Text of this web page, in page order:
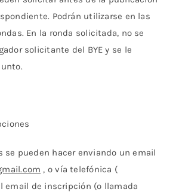
Podrán utilizarse en las
En la ronda solicitada, no se
solicitante del BYE y se le
se pueden hacer enviando un email
, o vía telefónica (
email de inscripción (o llamada